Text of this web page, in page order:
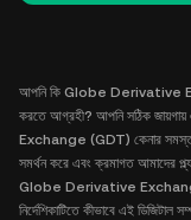
আপনি কি Globe Derivative
করতে আগ্রহী? আপনি সঠিক
Exchange (GDT) কেনার সমস্ত
সমর্থন করে এবং ক্রমাগত আমাদের
Globe Derivative Exchange
নির্দেশিকাটিতে কীভাবে এই ডিজিটাল